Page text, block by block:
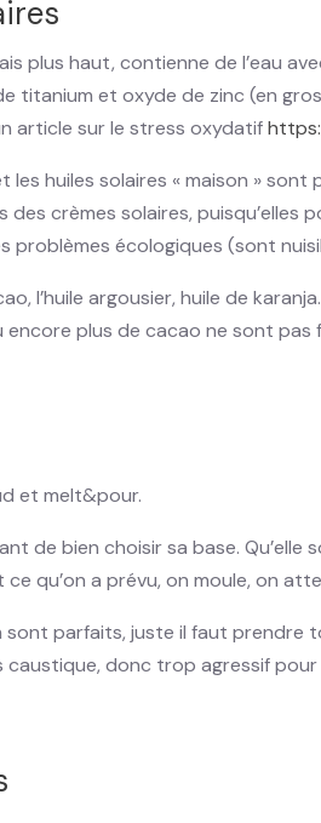
plus haut, contienne de l’eau
titanium et oxyde de zinc (en
article sur le stress oxydatif
les huiles solaires « maison »
des crèmes solaires,
problèmes écologiques (sont
l’huile argousier, huile de
plus de cacao ne sont pas
et melt&pour.
de bien choisir sa base.
qu’on a prévu, on moule, on
sont parfaits, juste il faut prendre
caustique, donc trop agressif